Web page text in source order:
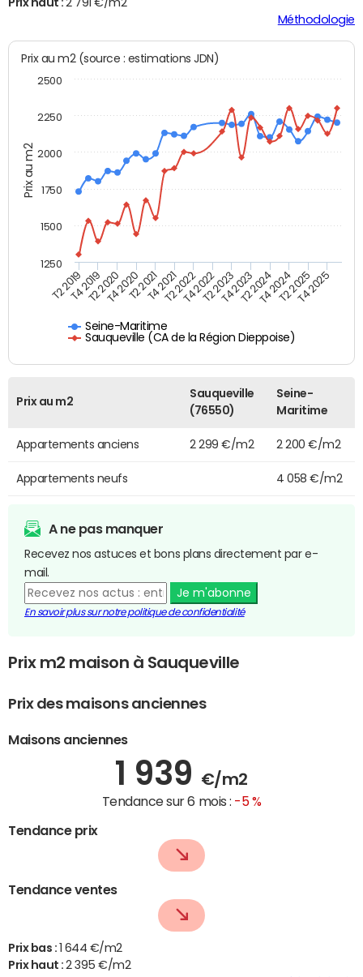
Méthodologie
Prix au m2
Prix au m2 (source : estimations JDN)
Seine-Maritime
Sauqueville (CA de la Région Dieppoise)
T2 2019T4 2019T2 2020T4 2020T2 2021T4 2021T2 2022T4 2022T2 2023T4 2023T2 2024T4 2024T2 2025T4 2025
1250
1500
1750
2000
2250
2500
Prix au m2
Sauqueville
(76550)
Seine-
Maritime
Appartements anciens 2 299 €/m2 2 200 €/m2
Appartements neufs 4 058 €/m2
A ne pas manquer
Recevez nos astuces et bons plans directement par e-
mail.
Je m'abonne
En savoir plus sur notre politique de confidentialité
Prix m2 maison à Sauqueville
Prix des maisons anciennes
Maisons anciennes
1 939 €/m2
Tendance sur 6 mois : -5 %
Tendance prix
Tendance ventes
Prix bas :
1 644 €/m2
Prix haut :2 395 €/m2